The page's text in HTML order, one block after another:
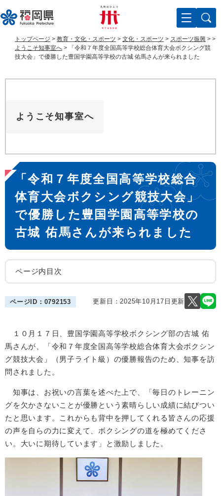
ー
ジ
す
ニ
ュ
し
トップページ > 教育・文化・スポーツ > 文化・スポーツ > スポーツ振興 > >
ようこそ知事室へ >
「令和７年度全国高等学校総合体育大会ボクシング競
技大会」で優勝した豊国学園高等学校の古城 佑馬さんが来られました
ようこそ知事室へ
本
文
「令和７年度全国高等学校総合
体育大会ボクシング競技大会」
で優勝した豊国学園高等学校の
古城 佑馬さんが来られました
ページ内目次
ページID：0792153 更新日：2025年10月17日更新
１０月１７日、豊国学園高等学校ボクシング部の古城 佑
馬さんが、「令和７年度全国高等学校総合体育大会ボクシン
グ競技大会」（男子ライト級）の優勝報告のため、知事を訪
問されました。
知事は、お祝いの言葉を述べた上で、「毎日のトレーニン
グを欠かさないことが優勝という素晴らしい成績に結びつい
たと思います。これからも背中を押してくれる皆さんの応援
の声を自らの力に変えて、ボクシングの道を極めてくださ
い。大いに期待しています」と激励しました。